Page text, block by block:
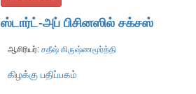
ஸ்டார்ட்-அப் பிசினஸில் சக்சஸ்
ஆசிரியர்: சதீஷ் கிருஷ்ணமூர்த்தி
கிழக்கு பதிப்பகம்